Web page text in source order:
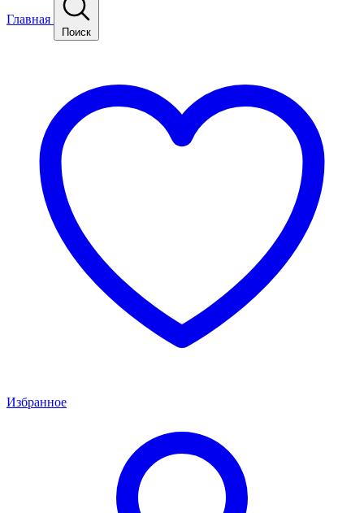
Главная
Поиск
Избранное